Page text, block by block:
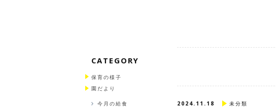
2024.11.18 未分類
CATEGORY
保育の様子
園だより
今月の給食